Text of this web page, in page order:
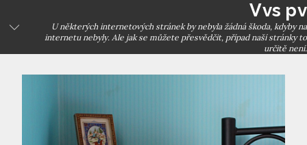
to
Vvs pv
U některých internetových stránek by nebyla žádná škoda, kdyby na
internetu nebyly. Ale jak se můžete přesvědčit, případ naší stránky to
určitě není.